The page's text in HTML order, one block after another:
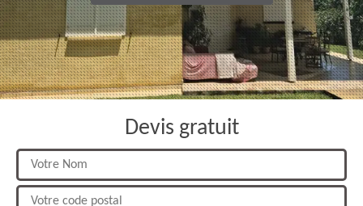
Devis gratuit